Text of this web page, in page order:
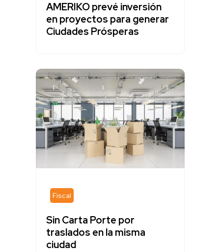
AMERIKO prevé inversión
en proyectos para generar
Ciudades Prósperas
Fiscal
Sin Carta Porte por
traslados en la misma
ciudad